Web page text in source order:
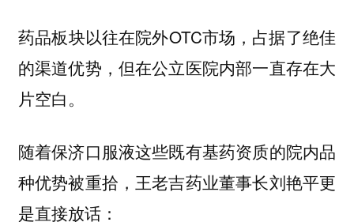
药品板块以往在院外OTC市场，占据了绝佳
的渠道优势，但在公立医院内部一直存在大
片空白。
随着保济口服液这些既有基药资质的院内品
种优势被重拾，王老吉药业董事长刘艳平更
是直接放话：